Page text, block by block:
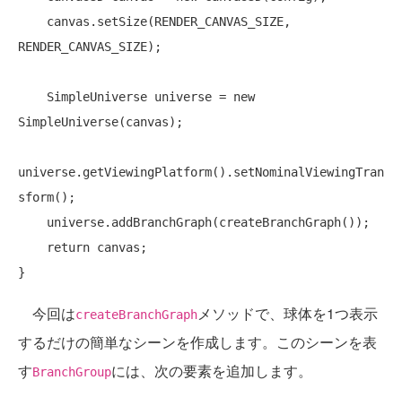
RENDER_CANVAS_SIZE);
    SimpleUniverse universe =
new
SimpleUniverse(canvas);
universe.getViewingPlatform().setNominalViewingTran
sform();
return canvas;
今回はcreateBranchGraph メソッドで、球体を1つ表示
するだけの簡単なシーンを作成します。このシーンを表
すBranchGroupには、次の要素を追加します。